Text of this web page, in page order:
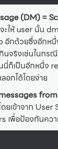
(DM) =
ให้ user นั้น
อีกด้วยซึ่งอีก
กินจริงเช่นใน
ก็เป็นอีกหนึ่ง
อกได้โดยง่าย
เข้าจาก
อป้องกันควา